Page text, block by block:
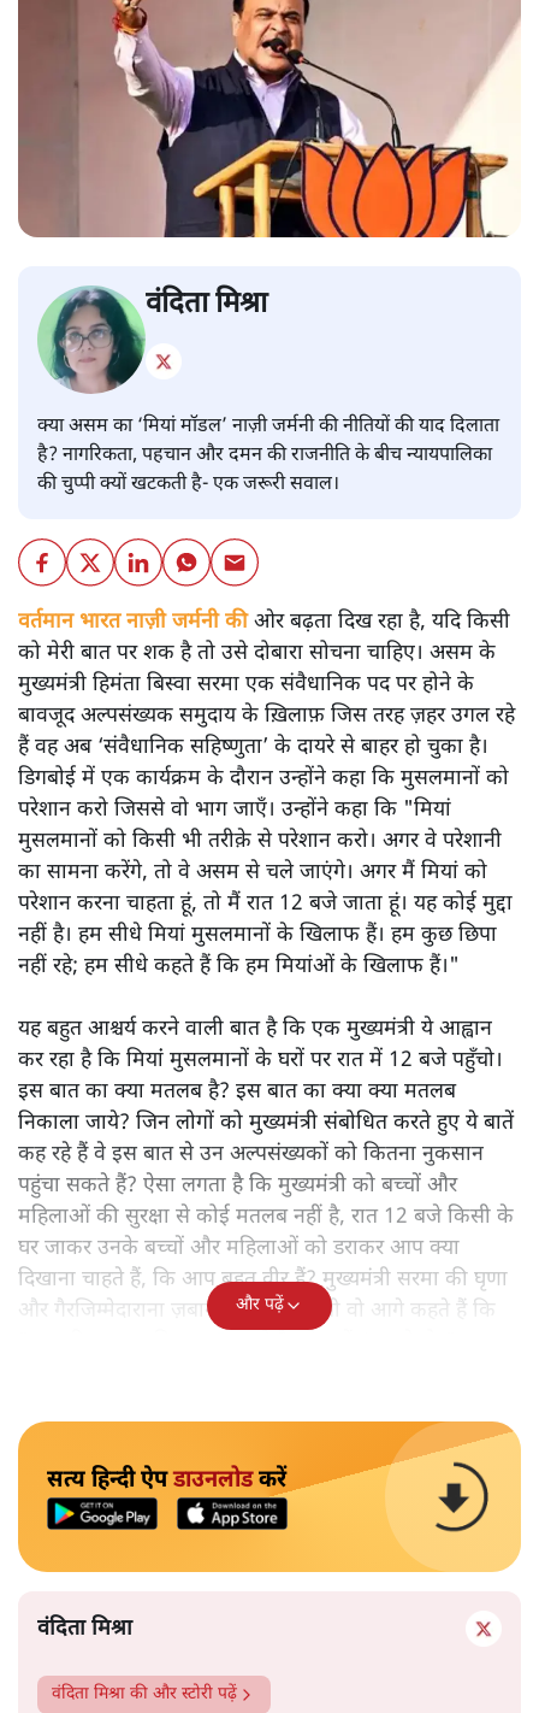
वंदिता मिश्रा
क्या असम का ‘मियां मॉडल’ नाज़ी जर्मनी की नीतियों की याद दिलाता
है? नागरिकता, पहचान और दमन की राजनीति के बीच न्यायपालिका
की चुप्पी क्यों खटकती है- एक जरूरी सवाल।
वर्तमान भारत नाज़ी जर्मनी कीओर बढ़ता दिख रहा है, यदि किसी
को मेरी बात पर शक है तो उसे दोबारा सोचना चाहिए। असम के
मुख्यमंत्री हिमंता बिस्वा सरमा एक संवैधानिक पद पर होने के
बावजूद अल्पसंख्यक समुदाय के ख़िलाफ़ जिस तरह ज़हर उगल रहे
हैं वह अब ‘संवैधानिक सहिष्णुता’ के दायरे से बाहर हो चुका है।
डिगबोई में एक कार्यक्रम के दौरान उन्होंने कहा कि मुसलमानों को
परेशान करो जिससे वो भाग जाएँ। उन्होंने कहा कि "मियां
मुसलमानों को किसी भी तरीक़े से परेशान करो। अगर वे परेशानी
का सामना करेंगे, तो वे असम से चले जाएंगे। अगर मैं मियां को
परेशान करना चाहता हूं, तो मैं रात 12 बजे जाता हूं। यह कोई मुद्दा
नहीं है। हम सीधे मियां मुसलमानों के खिलाफ हैं। हम कुछ छिपा
नहीं रहे; हम सीधे कहते हैं कि हम मियांओं के खिलाफ हैं।"
यह बहुत आश्चर्य करने वाली बात है कि एक मुख्यमंत्री ये आह्वान
कर रहा है कि मियांं मुसलमानों के घरों पर रात में 12 बजे पहुँचो।
इस बात का क्या मतलब है? इस बात का क्या क्या मतलब
निकाला जाये? जिन लोगों को मुख्यमंत्री संबोधित करते हुए ये बातें
कह रहे हैं वे इस बात से उन अल्पसंख्यकों को कितना नुकसान
पहुंचा सकते हैं? ऐसा लगता है कि मुख्यमंत्री को बच्चों और
महिलाओं की सुरक्षा से कोई मतलब नहीं है, रात 12 बजे किसी के
घर जाकर उनके बच्चों और महिलाओं को डराकर आप क्या
दिखाना चाहते हैं, कि आप बहुत वीर हैं? मुख्यमंत्री सरमा की घृणा
और गैरजिम्मेदाराना ज़बान यहीं नहीं रुकती वो आगे कहते हैं कि
और पढ़ें
सत्य हिन्दी ऐपडाउनलोडकरें
वंदिता मिश्रा
वंदिता मिश्रा की और स्टोरी पढ़ें